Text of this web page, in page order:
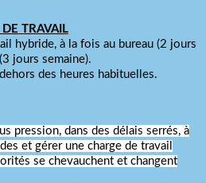
TRAVAIL
hybride, à la fois au bureau (2 jours
jours semaine).
des heures habituelles.
pression, dans des délais serrés, à
et gérer une charge de travail
se chevauchent et changent